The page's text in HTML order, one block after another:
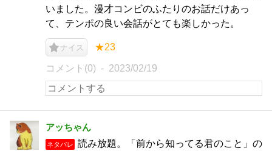
いました。漫才コンビのふたりのお話だけあっ
て、テンポの良い会話がとても楽しかった。
ナイス ★23
コメント(0) 2023/02/19
アッちゃん
ネタバレ 読み放題。「前から知ってる君のこと」の